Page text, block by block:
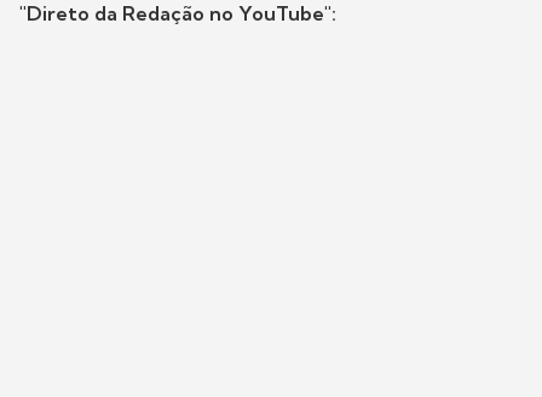
"Direto da Redação no YouTube":